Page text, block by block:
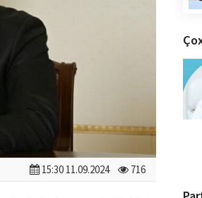
15:30 11.09.2024 716